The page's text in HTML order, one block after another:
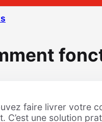
faire livrer votre
C’est une solution